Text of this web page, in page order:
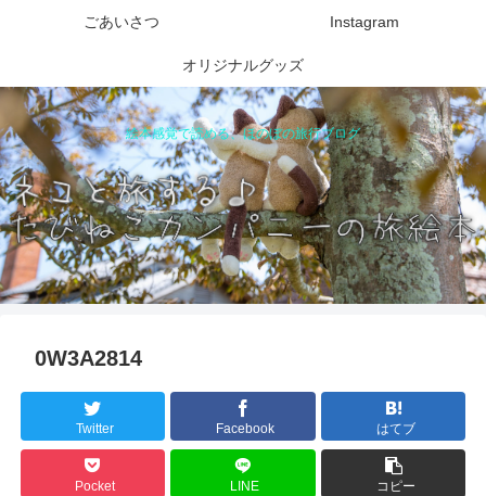
絵本感覚で読める、ほのぼの旅行ブログ
ごあいさつ Instagram
オリジナルグッズ
0W3A2814
Twitter Facebook はてブ
Pocket LINE コピー